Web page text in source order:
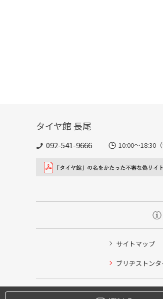
タイヤ館 長尾
092-541-9666 10:00～18:30
サイトマップ
ブリヂストン
タイヤ点検・安全点検/タイヤ履き
クローク契約会員専用タイヤ履き
本日のタイヤ履き替え順番待ち予約